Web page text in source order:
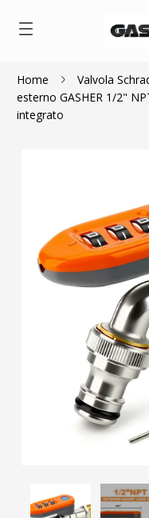
Home Valvola
esterno GASHER 1/2"
integrato
$13.99